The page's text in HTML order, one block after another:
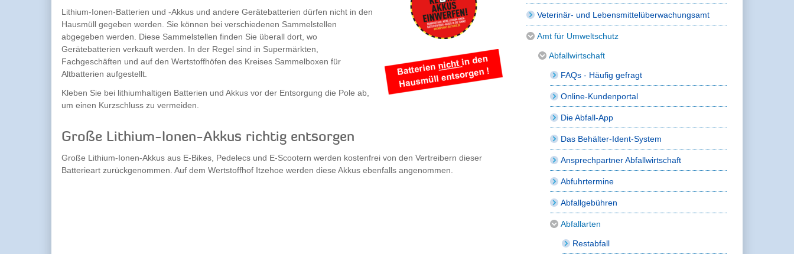
Lithium-Ionen-Batterien und -Akkus und andere Gerätebatterien dürfen nicht in den
Hausmüll gegeben werden. Sie können bei verschiedenen Sammelstellen
abgegeben werden. Diese Sammelstellen finden Sie überall dort, wo
Gerätebatterien verkauft werden. In der Regel sind in Supermärkten,
Fachgeschäften und auf den Wertstoffhöfen des Kreises Sammelboxen für
Altbatterien aufgestellt.
Kleben Sie bei lithiumhaltigen Batterien und Akkus vor der Entsorgung die Pole ab,
um einen Kurzschluss zu vermeiden.
Große Lithium-Ionen-Akkus richtig entsorgen
Große Lithium-Ionen-Akkus aus E-Bikes, Pedelecs und E-Scootern werden kostenfrei von den Vertreibern dieser
Batterieart zurückgenommen. Auf dem Wertstoffhof Itzehoe werden diese Akkus ebenfalls angenommen.
Veterinär- und Lebensmittelüberwachungsamt
Amt für Umweltschutz
Abfallwirtschaft
FAQs - Häufig gefragt
Online-Kundenportal
Die Abfall-App
Das Behälter-Ident-System
Ansprechpartner Abfallwirtschaft
Abfuhrtermine
Abfallgebühren
Abfallarten
Restabfall